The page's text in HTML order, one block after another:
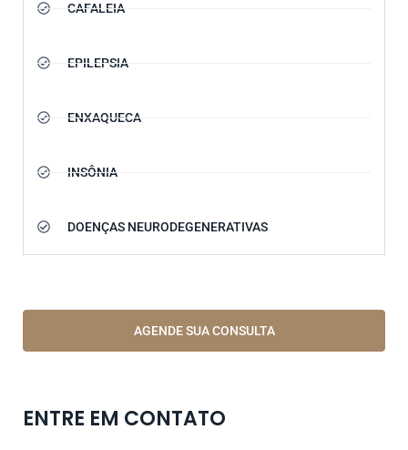
CAFALEIA
EPILEPSIA
ENXAQUECA
INSÔNIA
DOENÇAS NEURODEGENERATIVAS
AGENDE SUA CONSULTA
ENTRE EM CONTATO